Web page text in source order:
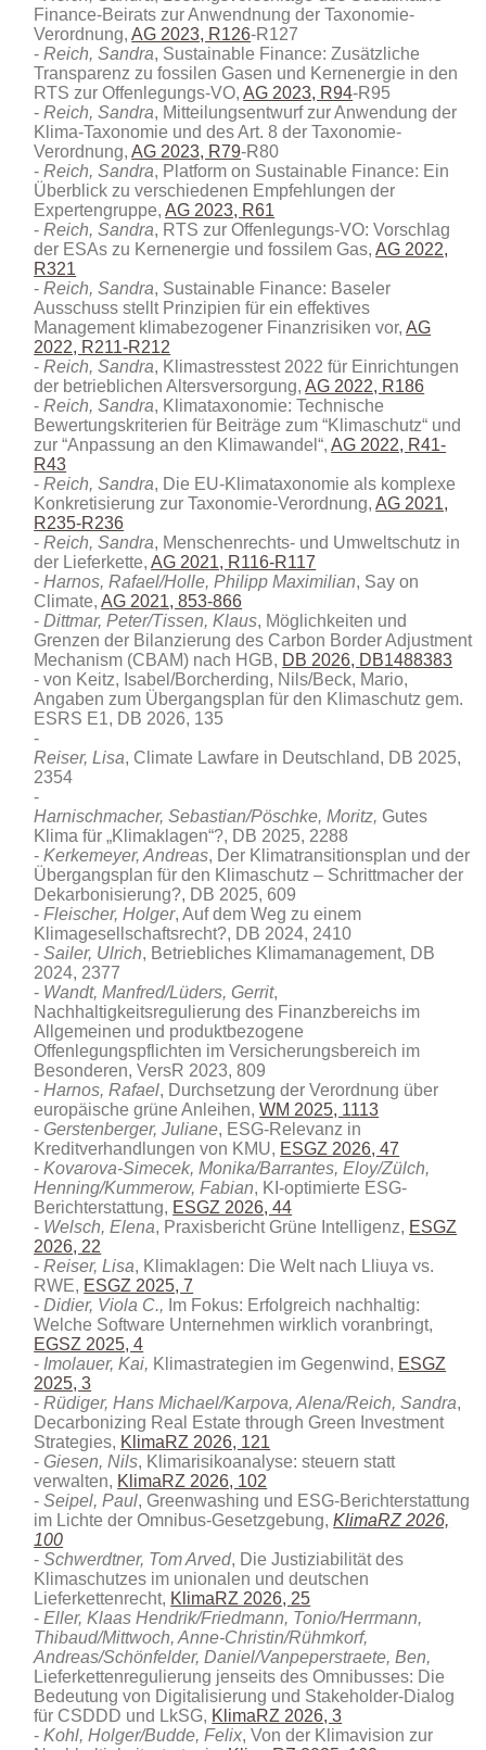
Finance-Beirats zur Anwendnung der Taxonomie-
Verordnung,AG 2023, R126-R127
Reich, Sandra, Sustainable Finance: Zusätzliche
Transparenz zu fossilen Gasen und Kernenergie in den
RTS zur Offenlegungs-VO,AG 2023, R94-R95
Reich, Sandra, Mitteilungsentwurf zur Anwendung der
Klima-Taxonomie und des Art. 8 der Taxonomie-
Verordnung,AG 2023, R79-R80
Reich, Sandra, Platform on Sustainable Finance: Ein
Überblick zu verschiedenen Empfehlungen der
Expertengruppe,AG 2023, R61
Reich, Sandra, RTS zur Offenlegungs-VO: Vorschlag
der ESAs zu Kernenergie und fossilem Gas,AG 2022,
R321
Reich, Sandra, Sustainable Finance: Baseler
Ausschuss stellt Prinzipien für ein effektives
Management klimabezogener Finanzrisiken vor,AG
2022, R211-R212
Reich, Sandra, Klimastresstest 2022 für Einrichtungen
der betrieblichen Altersversorgung,AG 2022, R186
Reich, Sandra, Klimataxonomie: Technische
Bewertungskriterien für Beiträge zum “Klimaschutz“ und
zur “Anpassung an den Klimawandel“,AG 2022, R41-
R43
Reich, Sandra, Die EU-Klimataxonomie als komplexe
Konkretisierung zur Taxonomie-Verordnung,AG 2021,
R235-R236
Reich, Sandra, Menschenrechts- und Umweltschutz in
der Lieferkette,AG 2021, R116-R117
Harnos, Rafael/Holle, Philipp Maximilian, Say on
Climate,AG 2021, 853-866
Dittmar, Peter/Tissen, Klaus, Möglichkeiten und
Grenzen der Bilanzierung des Carbon Border Adjustment
Mechanism (CBAM) nach HGB, DB 2026, DB1488383
von Keitz, Isabel/Borcherding, Nils/Beck, Mario,
Angaben zum Übergangsplan für den Klimaschutz gem.
ESRS E1, DB 2026, 135
Reiser, Lisa, Climate Lawfare in Deutschland, DB 2025,
2354
Harnischmacher, Sebastian/Pöschke, Moritz, Gutes
Klima für „Klimaklagen“?, DB 2025, 2288
Kerkemeyer, Andreas, Der Klimatransitionsplan und der
Übergangsplan für den Klimaschutz – Schrittmacher der
Dekarbonisierung?, DB 2025, 609
Fleischer, Holger, Auf dem Weg zu einem
Klimagesellschaftsrecht?, DB 2024, 2410
Sailer, Ulrich, Betriebliches Klimamanagement, DB
2024, 2377
Wandt, Manfred/Lüders, Gerrit,
Nachhaltigkeitsregulierung des Finanzbereichs im
Allgemeinen und produktbezogene
Offenlegungspflichten im Versicherungsbereich im
Besonderen, VersR 2023, 809
Harnos, Rafael, Durchsetzung der Verordnung über
europäische grüne Anleihen,WM 2025, 1113
Gerstenberger, Juliane, ESG-Relevanz in
Kreditverhandlungen von KMU, ESGZ 2026, 47
Kovarova-Simecek, Monika/Barrantes, Eloy/Zülch,
Henning/Kummerow, Fabian, KI-optimierte ESG-
Berichterstattung, ESGZ 2026, 44
Welsch, Elena, Praxisbericht Grüne Intelligenz, ESGZ
2026, 22
Reiser, Lisa, Klimaklagen: Die Welt nach Lliuya vs.
RWE, ESGZ 2025, 7
Didier, Viola C., Im Fokus: Erfolgreich nachhaltig:
Welche Software Unternehmen wirklich voranbringt,
EGSZ 2025, 4
Imolauer, Kai, Klimastrategien im Gegenwind, ESGZ
2025, 3
Rüdiger, Hans Michael/Karpova, Alena/Reich, Sandra,
Decarbonizing Real Estate through Green Investment
Strategies, KlimaRZ 2026, 121
Giesen, Nils, Klimarisikoanalyse: steuern statt
verwalten, KlimaRZ 2026, 102
Seipel, Paul, Greenwashing und ESG-Berichterstattung
im Lichte der Omnibus-Gesetzgebung,KlimaRZ 2026,
100
Schwerdtner, Tom Arved, Die Justiziabilität des
Klimaschutzes im unionalen und deutschen
Lieferkettenrecht, KlimaRZ 2026, 25
Eller, Klaas Hendrik/Friedmann, Tonio/Herrmann,
Thibaud/Mittwoch, Anne-Christin/Rühmkorf,
Andreas/Schönfelder, Daniel/Vanpeperstraete, Ben,
Lieferkettenregulierung jenseits des Omnibusses: Die
Bedeutung von Digitalisierung und Stakeholder-Dialog
für CSDDD und LkSG, KlimaRZ 2026, 3
Kohl, Holger/Budde, Felix, Von der Klimavision zur